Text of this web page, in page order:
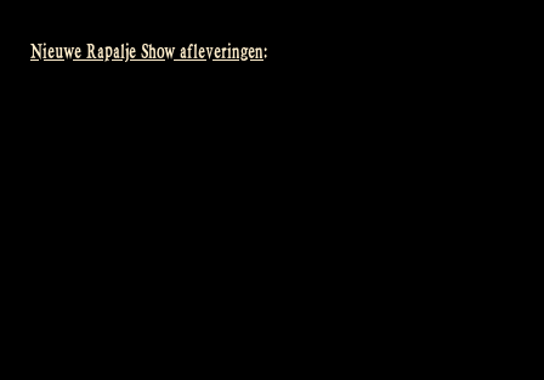
Nieuwe Rapalje Show afleveringen: